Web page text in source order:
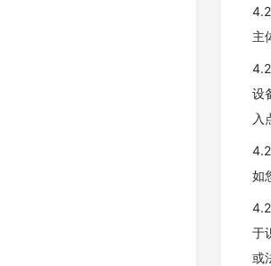
主
设
入
如
于
或